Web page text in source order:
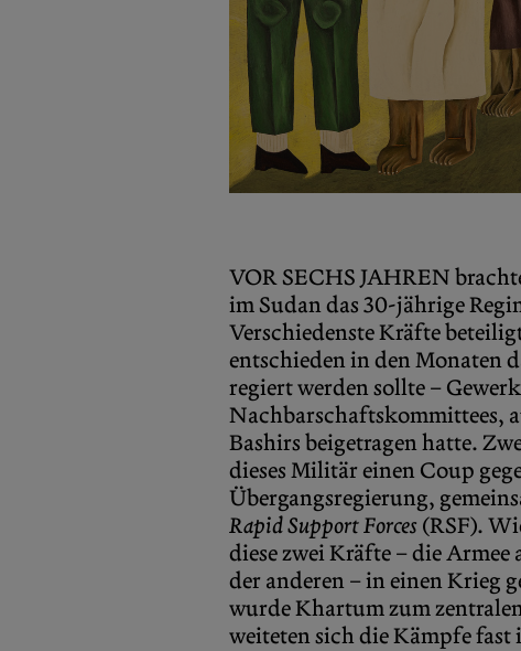
VOR SECHS JAHREN
im Sudan das 30-jährige
Verschiedenste Kräfte
entschieden in den Monaten
regiert werden sollte –
Nachbarschaftskommittees,
Bashirs beigetragen hatte.
dieses Militär einen Coup
Übergangsregierung,
Rapid Support Forces (RSF).
diese zwei Kräfte – die Armee
der anderen – in einen Krieg
wurde Khartum zum
weiteten sich die Kämpfe fast